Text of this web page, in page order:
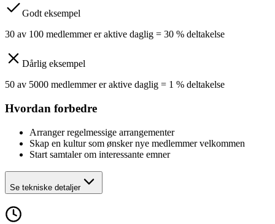
Godt eksempel
30 av 100 medlemmer er aktive daglig = 30 % deltakelse
Dårlig eksempel
50 av 5000 medlemmer er aktive daglig = 1 % deltakelse
Hvordan forbedre
Arranger regelmessige arrangementer
Skap en kultur som ønsker nye medlemmer velkommen
Start samtaler om interessante emner
Se tekniske detaljer